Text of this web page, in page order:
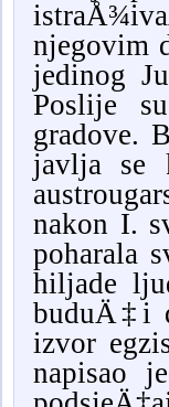
njegovim
jedinog
Poslije
gradove.
javlja se
nakon I.
poharala
hiljade
buduÄ‡i
izvor
napisao